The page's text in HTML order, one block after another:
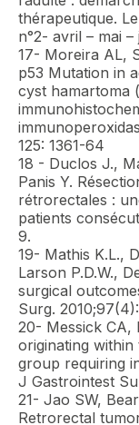
thérapeutique.
n°2- avril – mai –
17- Moreira AL,
p53 Mutation in
cyst hamartoma
125: 1361-64
18 - Duclos J.,
Panis Y.
rétrorectales :
patients
9.
19- Mathis K.L.,
Larson P.D.W.,
surgical
Surg.
20- Messick CA,
originating
group requiring
J Gastrointest
21- Jao SW,
Retrorectal